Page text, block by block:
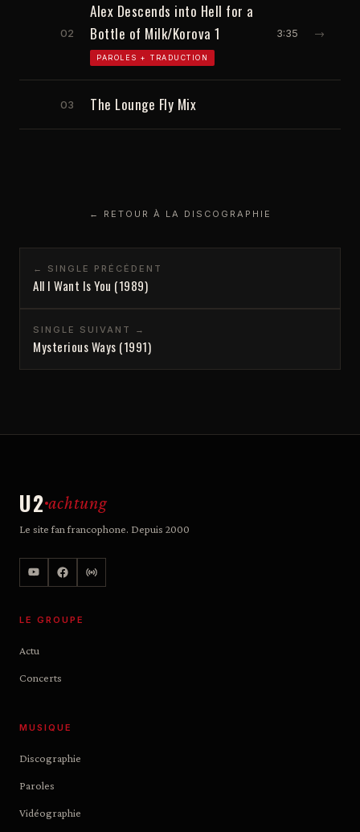
02
Alex Descends into Hell for a
Bottle of Milk/Korova 1
PAROLES + TRADUCTION
3:35 →
03 The Lounge Fly Mix
← RETOUR À LA DISCOGRAPHIE
← SINGLE PRÉCÉDENT
All I Want Is You (1989)
SINGLE SUIVANT →
Mysterious Ways (1991)
U2 achtung
Le site fan francophone. Depuis 2000
LE GROUPE
Actu
Concerts
MUSIQUE
Discographie
Paroles
Vidéographie